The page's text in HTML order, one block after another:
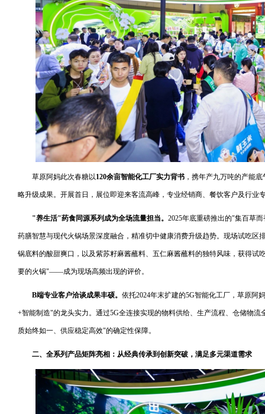
草原阿妈此次春糖以120余亩智能化工厂实力背书 ，携年产九万吨的产能
略升级成果。开展首日，展位即迎来客流高峰，专业经销商、餐饮客户及行业
"养生活"药食同源系列成为全场流量担当。 2025年底重磅推出的"集百草
药膳智慧与现代火锅场景深度融合，精准切中健康消费升级趋势。现场试吃区
锅底料的酸甜爽口，以及紫苏籽麻酱蘸料、五仁麻酱蘸料的独特风味，获得试
要的火锅"——成为现场高频出现的评价。
B端专业客户洽谈成果丰硕。 依托2024年末扩建的5G智能化工厂，草原阿
+智能制造"的龙头实力。通过5G全连接实现的物料供给、生产流程、仓储物
质始终如一、供应稳定高效"的确定性保障。
二、全系列产品矩阵亮相：从经典传承到创新突破，满足多元渠道需求